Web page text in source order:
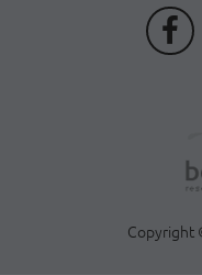
Copyright